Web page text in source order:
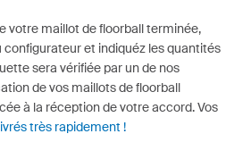
votre maillot de floorball terminée,
configurateur et indiquéz les quantités
sera vérifiée par un de nos
de vos maillots de floorball
à la réception de votre accord. Vos
très rapidement !